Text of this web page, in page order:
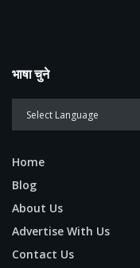
भाषा चुने
Home
Blog
About Us
Advertise With Us
Contact Us